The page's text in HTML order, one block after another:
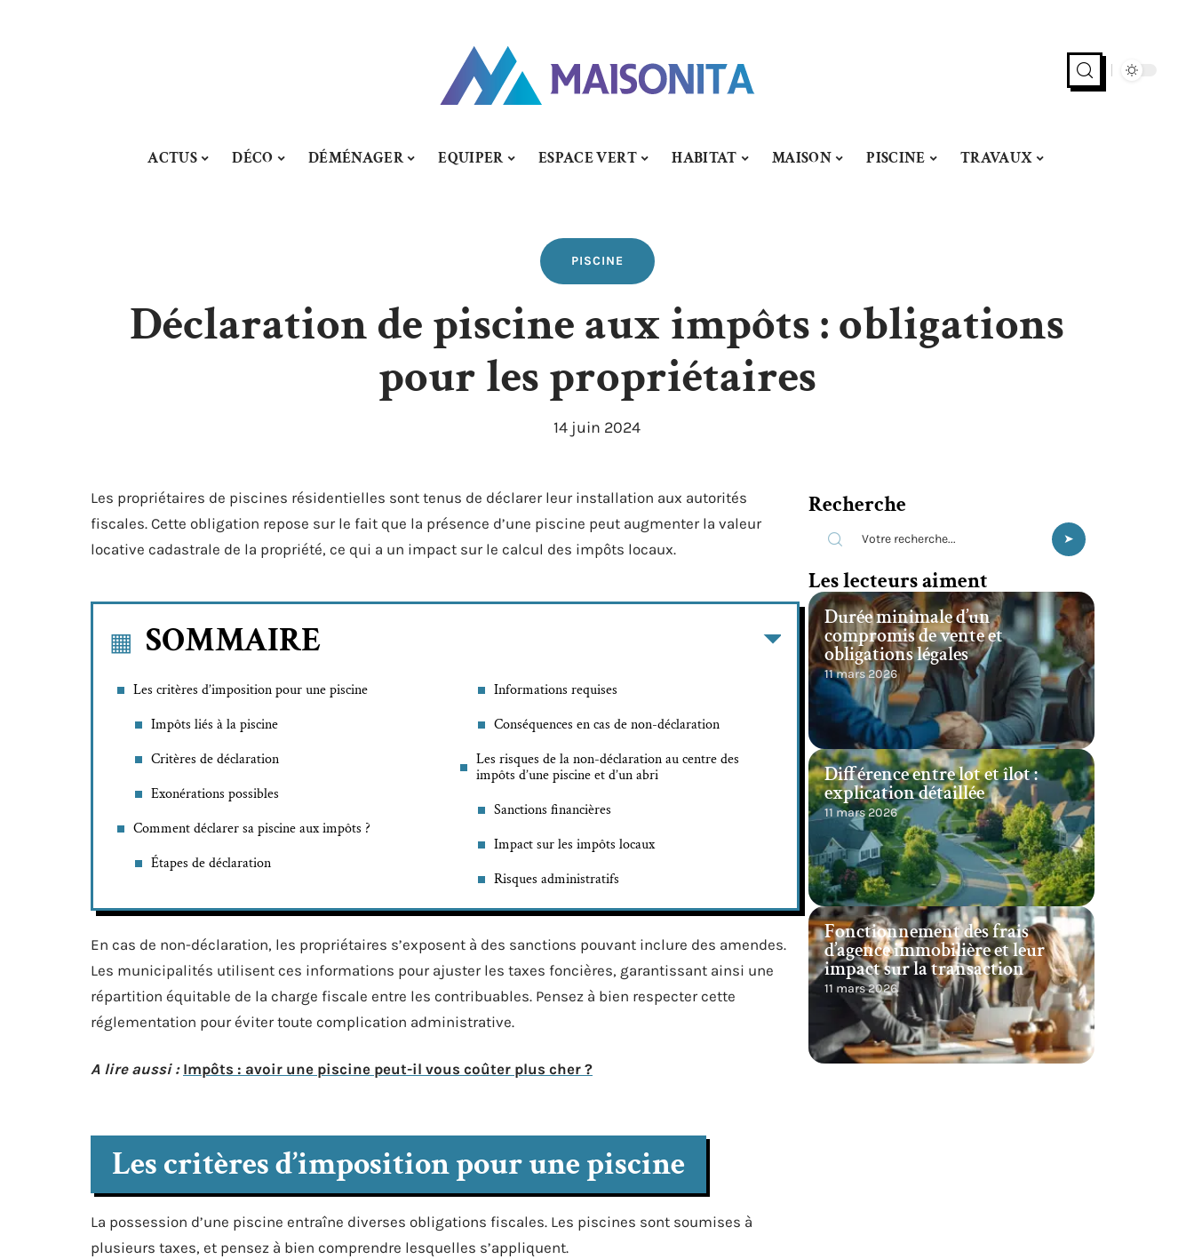
ACTUS DÉCO DÉMÉNAGER EQUIPER ESPACE VERT HABITAT MAISON PISCINE TRAVAUX
PISCINE
Déclaration de piscine aux impôts : obligations
pour les propriétaires
14 juin 2024
Les propriétaires de piscines résidentielles sont tenus de déclarer leur installation aux autorités
fiscales. Cette obligation repose sur le fait que la présence d’une piscine peut augmenter la valeur
locative cadastrale de la propriété, ce qui a un impact sur le calcul des impôts locaux.
SOMMAIRE
Les critères d’imposition pour une piscine
Impôts liés à la piscine
Critères de déclaration
Exonérations possibles
Comment déclarer sa piscine aux impôts ?
Étapes de déclaration
Informations requises
Conséquences en cas de non-déclaration
Les risques de la non-déclaration au centre des
impôts d’une piscine et d’un abri
Sanctions financières
Impact sur les impôts locaux
Risques administratifs
En cas de non-déclaration, les propriétaires s’exposent à des sanctions pouvant inclure des amendes.
Les municipalités utilisent ces informations pour ajuster les taxes foncières, garantissant ainsi une
répartition équitable de la charge fiscale entre les contribuables. Pensez à bien respecter cette
réglementation pour éviter toute complication administrative.
A lire aussi : Impôts : avoir une piscine peut-il vous coûter plus cher ?
Les critères d’imposition pour une piscine
La possession d’une piscine entraîne diverses obligations fiscales. Les piscines sont soumises à
plusieurs taxes, et pensez à bien comprendre lesquelles s’appliquent.
Recherche
Les lecteurs aiment
Durée minimale d’un
compromis de vente et
obligations légales
11 mars 2026
Différence entre lot et îlot :
explication détaillée
11 mars 2026
Fonctionnement des frais
d’agence immobilière et leur
impact sur la transaction
11 mars 2026